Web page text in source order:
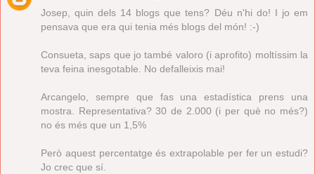
Josep, quin dels 14 blogs que tens? Déu n'hi do! I jo em
pensava que era qui tenia més blogs del món! :-)
Consueta, saps que jo també valoro (i aprofito) moltíssim la
teva feina inesgotable. No defalleixis mai!
Arcangelo, sempre que fas una estadística prens una
mostra. Representativa? 30 de 2.000 (i per què no més?)
no és més que un 1,5%
Però aquest percentatge és extrapolable per fer un estudi?
Jo crec que sí.